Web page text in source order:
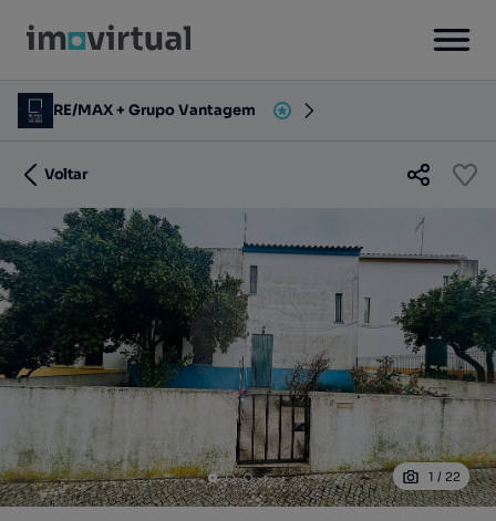
RE/MAX + Grupo Vantagem
Voltar
1 / 22